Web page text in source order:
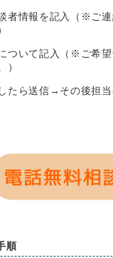
者情報を記入（※ご
ついて記入（※ご希
）
たら送信→その後担
順